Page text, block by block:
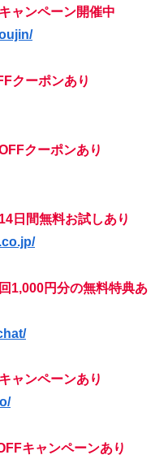
ャンペーン開催中
クーポンあり
クーポンあり
日間無料お試しあり
1,000円分の無料特典あ
ャンペーンあり
キャンペーンあり